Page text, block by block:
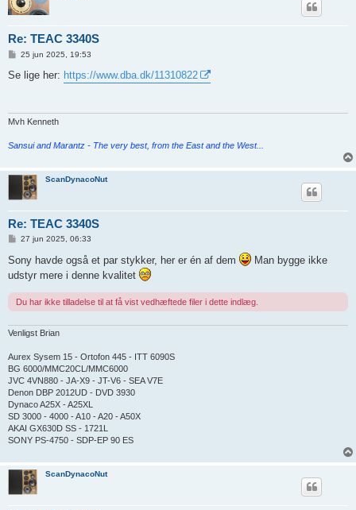
Re: TEAC 3340S
d
25 jun 2025, 19:53
Se lige her: https://www.dba.dk/11310822
Mvh Kenneth
Sansui and Marantz - The very best, from the East and the West...
ScanDynacoNut
Re: TEAC 3340S
d
l
æ
27 jun 2025, 06:33
Sony havde også et par stykker, her er én af dem
Man bygge ikke
udstyr mere i denne kvalitet
Du har ikke tilladelse til at få vist vedhæftede filer i dette indlæg.
Venligst Brian
Aurex Sysem 15 - Ortofon 445 - ITT 6090S
BG 6000/MMC20CL/MMC6000
JVC 4VN880 - JA-X9 - JT-V6 - SEA V7E
Denon DBP 2012UD - DVD 3930
Dynaco A25X - A25XL
SD 3000 - 4000 - A10 - A20 - A50X
AKAI GX630D SS - 1721L
SONY PS-4750 - SDP-EP 90 ES
ScanDynacoNut